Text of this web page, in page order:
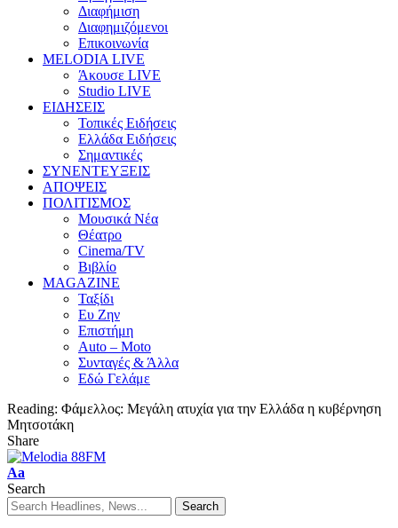
Διαφήμιση
Διαφημιζόμενοι
Επικοινωνία
MELODIA LIVE
Άκουσε LIVE
Studio LIVE
ΕΙΔΗΣΕΙΣ
Τοπικές Ειδήσεις
Ελλάδα Ειδήσεις
Σημαντικές
ΣΥΝΕΝΤΕΥΞΕΙΣ
ΑΠΟΨΕΙΣ
ΠΟΛΙΤΙΣΜΟΣ
Μουσικά Νέα
Θέατρο
Cinema/TV
Βιβλίο
MAGAZINE
Ταξίδι
Ευ Ζην
Επιστήμη
Auto – Moto
Συνταγές & Άλλα
Εδώ Γελάμε
Reading: Φάμελλος: Μεγάλη ατυχία για την Ελλάδα η κυβέρνηση
Μητσοτάκη
Share
Aa
Search